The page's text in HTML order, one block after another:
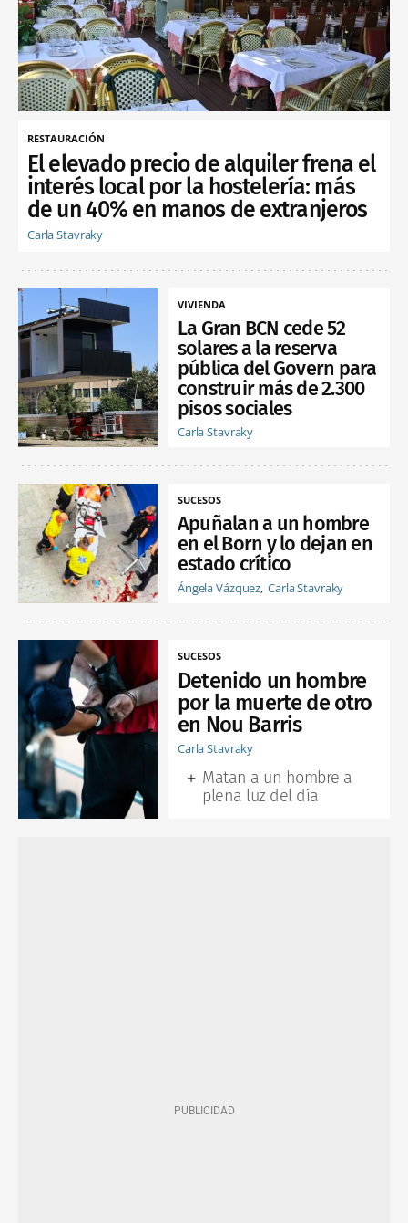
RESTAURACIÓN
El elevado precio de alquiler frena el
interés local por la hostelería: más
de un 40% en manos de extranjeros
Carla Stavraky
VIVIENDA
La Gran BCN cede 52
solares a la reserva
pública del Govern para
construir más de 2.300
pisos sociales
Carla Stavraky
SUCESOS
Apuñalan a un hombre
en el Born y lo dejan en
estado crítico
Ángela Vázquez Carla Stavraky
SUCESOS
Detenido un hombre
por la muerte de otro
en Nou Barris
Carla Stavraky
Matan a un hombre a
plena luz del día